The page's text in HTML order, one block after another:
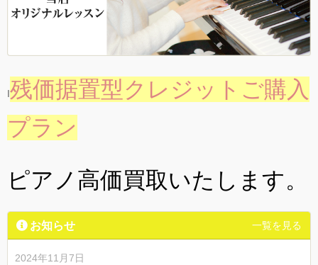
I残価据置型クレジットご購入
プラン
ピアノ高価買取いたします。
お知らせ 一覧を見る
2024年11月7日